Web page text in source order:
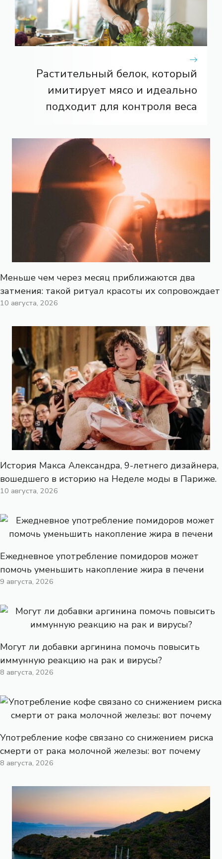
Растительный белок, который
имитирует мясо и идеально
подходит для контроля веса
Меньше чем через месяц приближаются два
затмения: такой ритуал красоты их сопровождает
10 августа, 2026
История Макса Александра, 9-летнего дизайнера,
вошедшего в историю на Неделе моды в Париже.
10 августа, 2026
Ежедневное употребление помидоров может
помочь уменьшить накопление жира в печени
9 августа, 2026
Могут ли добавки аргинина помочь повысить
иммунную реакцию на рак и вирусы?
8 августа, 2026
Употребление кофе связано со снижением риска
смерти от рака молочной железы: вот почему
8 августа, 2026